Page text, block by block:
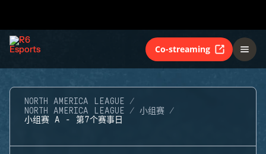
Co-streaming
NORTH AMERICA LEAGUE
NORTH AMERICA LEAGUE
小组赛
小组赛 A - 第7个赛事日